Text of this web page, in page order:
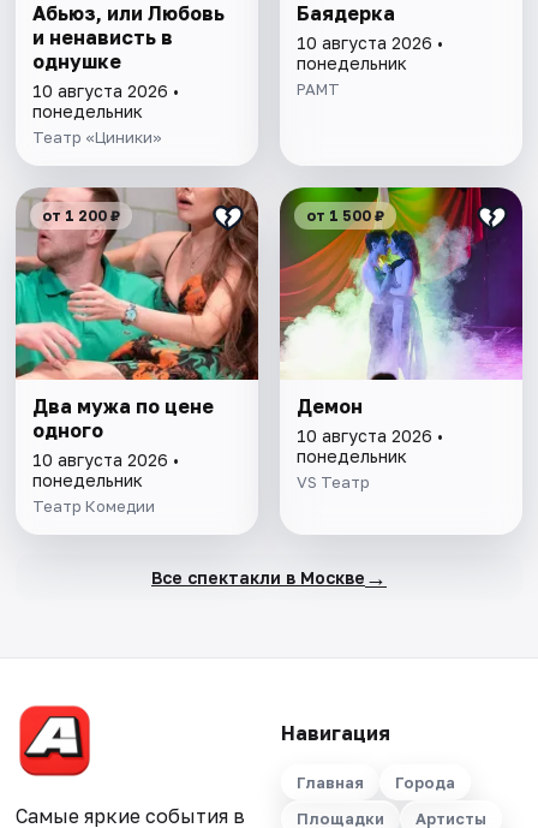
Абьюз, или Любовь
и ненависть в
однушке
10 августа 2026 •
понедельник
Театр «Циники»
Баядерка
10 августа 2026 •
понедельник
РАМТ
от 1 200 ₽
Два мужа по цене
одного
10 августа 2026 •
понедельник
Театр Комедии
от 1 500 ₽
Демон
10 августа 2026 •
понедельник
VS Театр
Все спектакли в Москве →
Самые яркие события в
Навигация
Главная
Города
Площадки
Артисты